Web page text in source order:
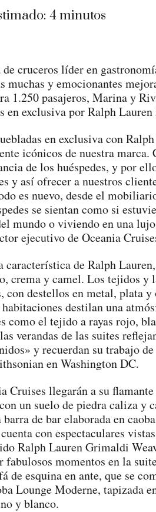
4 minutos
cruceros líder en
muchas y emocionantes
1.250 pasajeros, Marina y
en exclusiva por Ralph
en exclusiva con
icónicos de nuestra marca.
de los huéspedes, y por
y así ofrecer a nuestros
es nuevo, desde el
se sientan como si
mundo o viviendo en una
ejecutivo de Oceania
característica de Ralph
crema y camel. Los tejidos y
con destellos en metal, plata
destilan una
como el tejido a rayas rojo,
verandas de las suites
y recuerdan su trabajo
en Washington DC.
Cruises llegarán a su
un suelo de piedra caliza y
de bar elaborada en
con espectaculares
Ralph Lauren Grimaldi
fabulosos momentos en la
de esquina en ante, que se
Lounge Moderne, tapizada
y blanco.